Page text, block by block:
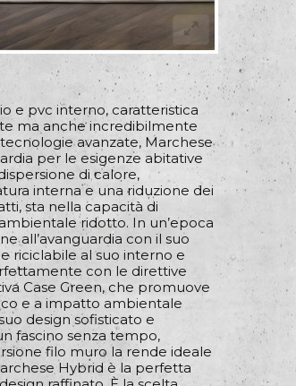
e pvc interno, caratteristica
ma anche incredibilmente
avanzate, Marchese
per le esigenze abitative
di calore,
interna e una riduzione dei
sta nella capacità di
ridotto. In un’epoca
all’avanguardia con il suo
riciclabile al suo interno e
con le direttive
Case Green, che promuove
e a impatto ambientale
design sofisticato e
fascino senza tempo,
filo muro la rende ideale
Hybrid è la perfetta